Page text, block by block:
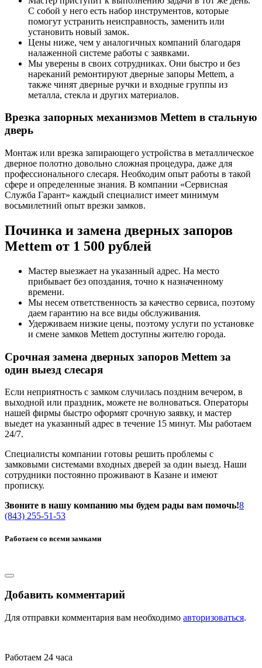
С собой у него есть набор инструментов, которые
помогут устранить неисправность, заменить или
установить новый замок.
Цены ниже, чем у аналогичных компаний благодаря
налаженной системе работы с заявками.
Мы уверены в своих сотрудниках. Они быстро и без
нареканий ремонтируют дверные запоры Mettem, а
также чинят дверные ручки и входные группы из
металла, стекла и других материалов.
Врезка запорных механизмов Mettem в стальную
дверь
Монтаж или врезка запирающего устройства в металлическое
дверное полотно довольно сложная процедура, даже для
профессионального слесаря. Необходим опыт работы в такой
сфере и определенные знания. В компании «Сервисная
Служба Гарант» каждый специалист имеет минимум
восьмилетний опыт врезки замков.
Починка и замена дверных запоров
Mettem от 1 500 рублей
Мастер выезжает на указанный адрес. На место
прибывает без опоздания, точно к назначенному
времени.
Мы несем ответственность за качество сервиса, поэтому
даем гарантию на все виды обслуживания.
Удерживаем низкие цены, поэтому услуги по установке
и смене замков Mettem доступны жителю города.
Срочная замена дверных запоров Mettem за
один выезд слесаря
Если неприятность с замком случилась поздним вечером, в
выходной или праздник, можете не волноваться. Операторы
нашей фирмы быстро оформят срочную заявку, и мастер
выедет на указанный адрес в течение 15 минут. Мы работаем
24/7.
Специалисты компании готовы решить проблемы с
замковыми системами входных дверей за один выезд. Наши
сотрудники постоянно проживают в Казане и имеют
прописку.
Звоните в нашу компанию мы будем рады вам помочь!8
(843) 255-51-53
Работаем со всеми замками
Добавить комментарий
Для отправки комментария вам необходимо авторизоваться.
Работаем 24 часа